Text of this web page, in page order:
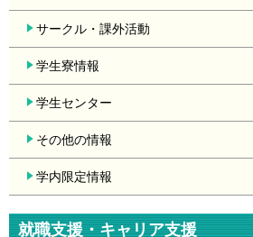
サークル・課外活動
学生寮情報
学生センター
その他の情報
学内限定情報
就職支援・キャリア支援